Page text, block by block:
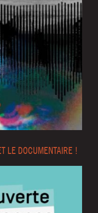
LE DOCUMENTAIRE !